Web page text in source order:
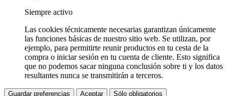
Siempre activo
Las cookies técnicamente necesarias garantizan únicamente
las funciones básicas de nuestro sitio web. Se utilizan, por
ejemplo, para permitirte reunir productos en tu cesta de la
compra o iniciar sesión en tu cuenta de cliente. Esto significa
que no podemos sacar ninguna conclusión sobre ti y los datos
resultantes nunca se transmitirán a terceros.
Guardar preferencias Aceptar Sólo obligatorios